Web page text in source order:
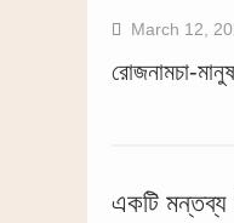
March 12,
রোজনামচা-
একটি মন্তব্য